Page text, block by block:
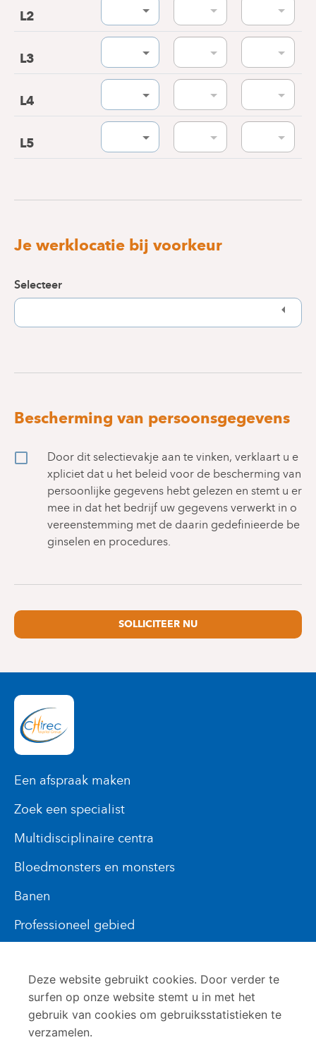
L2
L3
L4
L5
Je werklocatie bij voorkeur
Selecteer
Bescherming van persoonsgegevens
Door dit selectievakje aan te vinken, verklaart u e
xpliciet dat u het beleid voor de bescherming van
persoonlijke gegevens hebt gelezen en stemt u er
mee in dat het bedrijf uw gegevens verwerkt in o
vereenstemming met de daarin gedefinieerde be
ginselen en procedures.
SOLLICITEER NU
Een afspraak maken
Zoek een specialist
Multidisciplinaire centra
Bloedmonsters en monsters
Banen
Professioneel gebied
De chirec
© CHIREC 2024
Deze website gebruikt cookies. Door verder te
surfen op onze website stemt u in met het
gebruik van cookies om gebruiksstatistieken te
verzamelen.